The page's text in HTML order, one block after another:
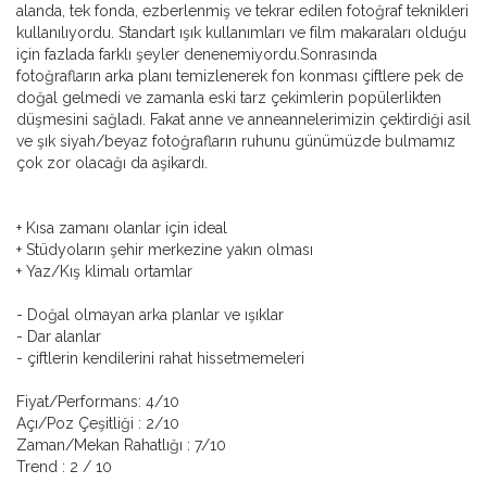
alanda, tek fonda, ezberlenmiş ve tekrar edilen fotoğraf teknikleri
kullanılıyordu. Standart ışık kullanımları ve film makaraları olduğu
için fazlada farklı şeyler denenemiyordu.Sonrasında
fotoğrafların arka planı temizlenerek fon konması çiftlere pek de
doğal gelmedi ve zamanla eski tarz çekimlerin popülerlikten
düşmesini sağladı. Fakat anne ve anneannelerimizin çektirdiği asil
ve şık siyah/beyaz fotoğrafların ruhunu günümüzde bulmamız
çok zor olacağı da aşikardı.
+ Kısa zamanı olanlar için ideal
+ Stüdyoların şehir merkezine yakın olması
+ Yaz/Kış klimalı ortamlar
- Doğal olmayan arka planlar ve ışıklar
- Dar alanlar
- çiftlerin kendilerini rahat hissetmemeleri
Fiyat/Performans: 4/10
Açı/Poz Çeşitliği : 2/10
Zaman/Mekan Rahatlığı : 7/10
Trend : 2 / 10